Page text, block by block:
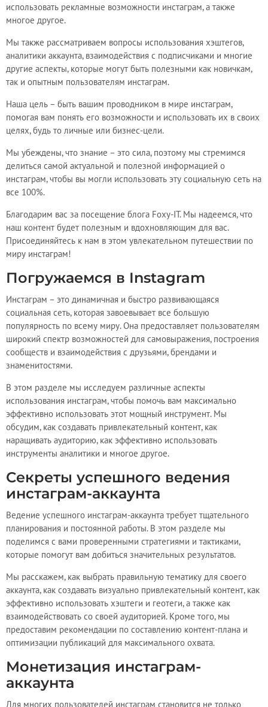
использовать рекламные возможности инстаграм, а также
многое другое.
Мы также рассматриваем вопросы использования хэштегов,
аналитики аккаунта, взаимодействия с подписчиками и многие
другие аспекты, которые могут быть полезными как новичкам,
так и опытным пользователям инстаграм.
Наша цель – быть вашим проводником в мире инстаграм,
помогая вам понять его возможности и использовать их в своих
целях, будь то личные или бизнес-цели.
Мы убеждены, что знание – это сила, поэтому мы стремимся
делиться самой актуальной и полезной информацией о
инстаграм, чтобы вы могли использовать эту социальную сеть на
все 100%.
Благодарим вас за посещение блога Foxy-IT. Мы надеемся, что
наш контент будет полезным и вдохновляющим для вас.
Присоединяйтесь к нам в этом увлекательном путешествии по
миру инстаграм!
Погружаемся в Instagram
Инстаграм – это динамичная и быстро развивающаяся
социальная сеть, которая завоевывает все большую
популярность по всему миру. Она предоставляет пользователям
широкий спектр возможностей для самовыражения, построения
сообществ и взаимодействия с друзьями, брендами и
знаменитостями.
В этом разделе мы исследуем различные аспекты
использования инстаграм, чтобы помочь вам максимально
эффективно использовать этот мощный инструмент. Мы
обсудим, как создавать привлекательный контент, как
наращивать аудиторию, как эффективно использовать
инструменты аналитики и многое другое.
Секреты успешного ведения
инстаграм-аккаунта
Ведение успешного инстаграм-аккаунта требует тщательного
планирования и постоянной работы. В этом разделе мы
поделимся с вами проверенными стратегиями и тактиками,
которые помогут вам добиться значительных результатов.
Мы расскажем, как выбрать правильную тематику для своего
аккаунта, как создавать визуально привлекательный контент, как
эффективно использовать хэштеги и геотеги, а также как
взаимодействовать со своей аудиторией. Кроме того, мы
предоставим рекомендации по составлению контент-плана и
оптимизации публикаций для максимального охвата.
Монетизация инстаграм-
аккаунта
Для многих пользователей инстаграм становится не только